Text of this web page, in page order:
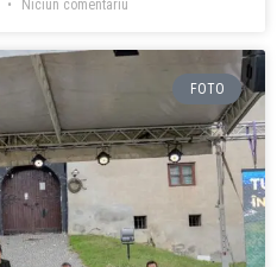
Niciun comentariu
FOTO